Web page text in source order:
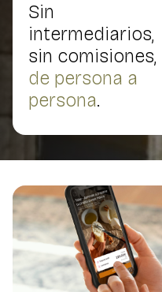
Sin
intermediarios,
sin comisiones,
de persona a
persona.